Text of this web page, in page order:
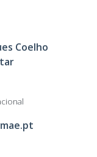
Coelho